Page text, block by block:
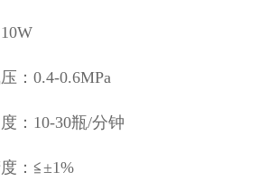
：0.4-0.6MPa
：10-30瓶/分钟
：≦±1%